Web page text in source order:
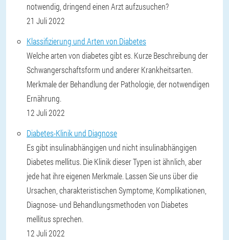
notwendig, dringend einen Arzt aufzusuchen?
21 Juli 2022
Klassifizierung und Arten von Diabetes
Welche arten von diabetes gibt es. Kurze Beschreibung der
Schwangerschaftsform und anderer Krankheitsarten.
Merkmale der Behandlung der Pathologie, der notwendigen
Ernährung.
12 Juli 2022
Diabetes-Klinik und Diagnose
Es gibt insulinabhängigen und nicht insulinabhängigen
Diabetes mellitus. Die Klinik dieser Typen ist ähnlich, aber
jede hat ihre eigenen Merkmale. Lassen Sie uns über die
Ursachen, charakteristischen Symptome, Komplikationen,
Diagnose- und Behandlungsmethoden von Diabetes
mellitus sprechen.
12 Juli 2022